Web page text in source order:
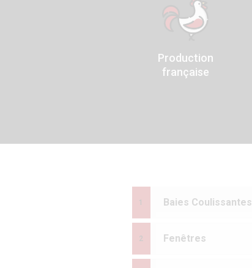
Production
française
Baies Coulissantes
Fenêtres